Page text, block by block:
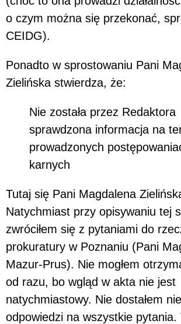
o czym można się przekonać,
CEIDG).
Ponadto w sprostowaniu Pani
Zielińska stwierdza, że:
Nie została przez Redaktora
sprawdzona informacja na
prowadzonych
karnych
Tutaj się Pani Magdalena
Natychmiast przy opisywaniu tej
zwróciłem się z pytaniami do
prokuratury w Poznaniu (Pani
Mazur-Prus). Nie mogłem
od razu, bo wgląd w akta nie jest
natychmiastowy. Nie dostałem
odpowiedzi na wszystkie pytania.